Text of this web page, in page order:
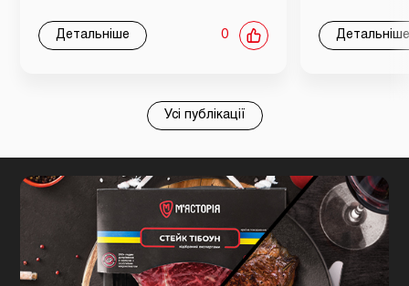
Детальніше 0 Детальніше
Усі публікації